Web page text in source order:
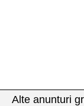
Alte anunturi